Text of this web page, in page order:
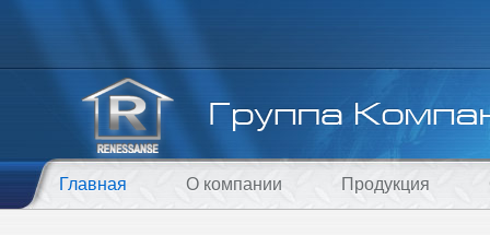
Главная О компании Продукция